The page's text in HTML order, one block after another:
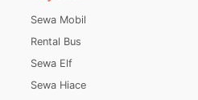
Sewa Mobil
Rental Bus
Sewa Elf
Sewa Hiace